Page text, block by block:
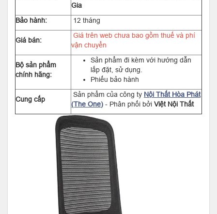
Gia
Bảo hành:
12 tháng
Giá bán:
Giá trên web chưa bao gồm thuế và phí
vận chuyển
Bộ sản phẩm
chính hãng:
Sản phẩm đi kèm với hướng dẫn
lắp đặt, sử dụng.
Phiếu bảo hành
Cung cấp
Sản phẩm của công ty Nội Thất Hòa Phát
(The One) - Phân phối bởi Việt Nội Thất